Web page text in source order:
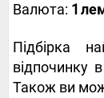
Валюта: 1
Підбірка
відпочинку
Також ви